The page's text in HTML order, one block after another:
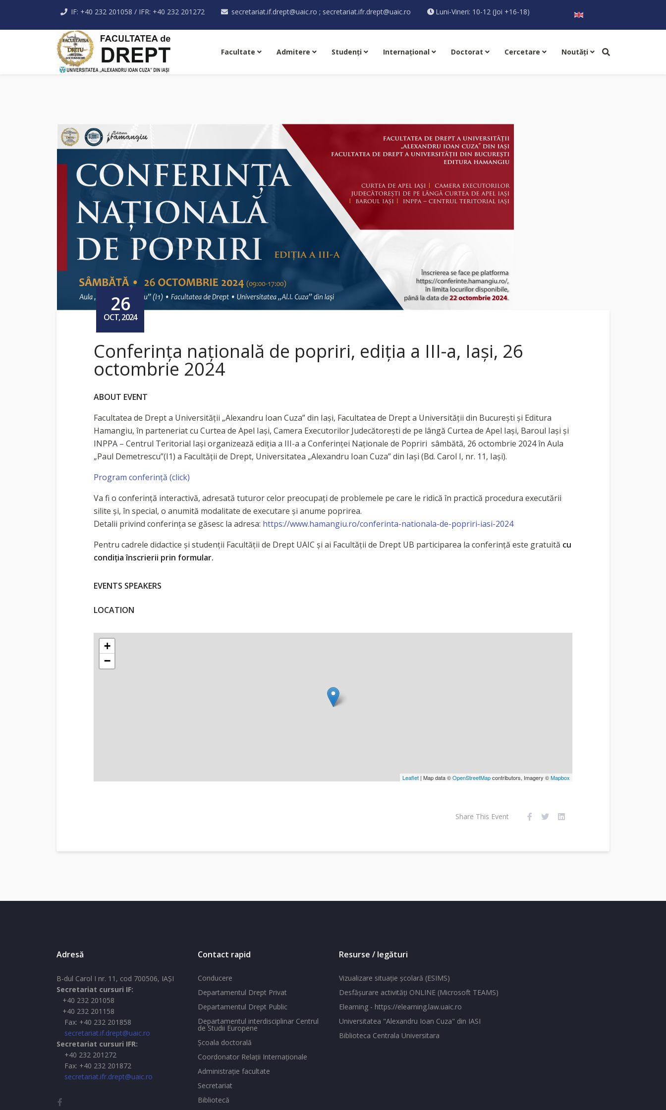
IF: +40 232 201058 / IFR: +40 232 201272 secretariat.if.drept@uaic.ro ; secretariat.ifr.drept@uaic.ro Luni-Vineri: 10-12 (Joi +16-18) Selectați limba dvs
Facultate Admitere Studenţi Internaţional Doctorat Cercetare Noutăţi
26
OCT, 2024
Conferința națională de popriri, ediția a III-a, Iași, 26
octombrie 2024
ABOUT EVENT
Facultatea de Drept a Universității „Alexandru Ioan Cuza” din Iași, Facultatea de Drept a Universității din București și Editura
Hamangiu, în parteneriat cu Curtea de Apel Iași, Camera Executorilor Judecătoreşti de pe lângă Curtea de Apel Iași, Baroul Iași și
INPPA – Centrul Teritorial Iași organizează ediția a III-a a Conferinței Naționale de Popriri sâmbătă, 26 octombrie 2024 în Aula
„Paul Demetrescu”(I1) a Facultății de Drept, Universitatea „Alexandru Ioan Cuza” din Iași (Bd. Carol I, nr. 11, Iași).
Program conferinţă (click)
Va fi o conferință interactivă, adresată tuturor celor preocupați de problemele pe care le ridică în practică procedura executării
silite și, în special, o anumită modalitate de executare și anume poprirea.
Detalii privind conferința se găsesc la adresa: https://www.hamangiu.ro/conferinta-nationala-de-popriri-iasi-2024
Pentru cadrele didactice și studenții Facultății de Drept UAIC și ai Facultății de Drept UB participarea la conferință este gratuită cu
condiția înscrierii prin formular.
EVENTS SPEAKERS
LOCATION
+
−
Leaflet | Map data ©OpenStreetMapcontributors, Imagery ©Mapbox
Share This Event
Adresă
B-dul Carol I nr. 11, cod 700506, IAŞI
Secretariat cursuri IF:
+40 232 201058
+40 232 201158
Fax: +40 232 201858
secretariat.if.drept@uaic.ro
Secretariat cursuri IFR:
+40 232 201272
Fax: +40 232 201872
secretariat.ifr.drept@uaic.ro
Contact rapid
Conducere
Departamentul Drept Privat
Departamentul Drept Public
Departamentul interdisciplinar Centrul
de Studii Europene
Şcoala doctorală
Coordonator Relaţii Internaţionale
Administraţie facultate
Secretariat
Bibliotecă
Resurse / legături
Vizualizare situaţie şcolară (ESIMS)
Desfăşurare activităţi ONLINE (Microsoft TEAMS)
Elearning - https://elearning.law.uaic.ro
Universitatea "Alexandru Ioan Cuza" din IASI
Biblioteca Centrala Universitara